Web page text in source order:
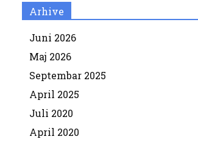
Arhive
Juni 2026
Maj 2026
Septembar 2025
April 2025
Juli 2020
April 2020